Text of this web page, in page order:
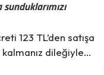
123 TL’den satışa
dileğiyle…